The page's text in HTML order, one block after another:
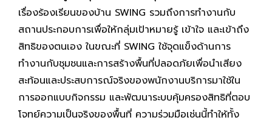
เรื่องร้องเรียนของบ้าน SWING รวมถึงการทำงานกับ
สถานประกอบการเพื่อให้กลุ่มเป้าหมายรู้ เข้าใจ และเข้าถึง
สิทธิของตนเอง ในขณะที่ SWING ใช้จุดแข็งด้านการ
ทำงานกับชุมชนและการสร้างพื้นที่ปลอดภัยเพื่อนำเสียง
สะท้อนและประสบการณ์จริงของพนักงานบริการมาใช้ใน
การออกแบบกิจกรรม และพัฒนาระบบคุ้มครองสิทธิที่ตอบ
โจทย์ความเป็นจริงของพื้นที่ ความร่วมมือเช่นนี้ทำให้ทั้ง